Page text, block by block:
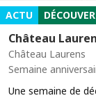
ACTU
Château
Château Laurens
Semaine
Une semaine de